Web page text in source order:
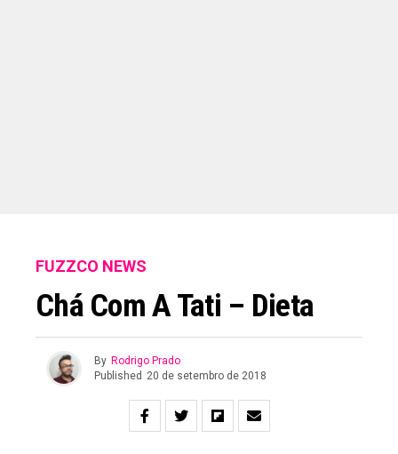
FUZZCO NEWS
Chá Com A Tati – Dieta
By Rodrigo Prado
Published 20 de setembro de 2018